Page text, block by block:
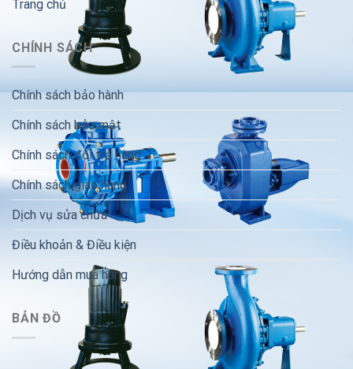
Trang chủ
CHÍNH SÁCH
Chính sách bảo hành
Chính sách bảo mật
Chính sách đổi trả hàng
Chính sách giao hàng
Dịch vụ sửa chữa
Điều khoản & Điều kiện
Hướng dẫn mua hàng
BẢN ĐỒ